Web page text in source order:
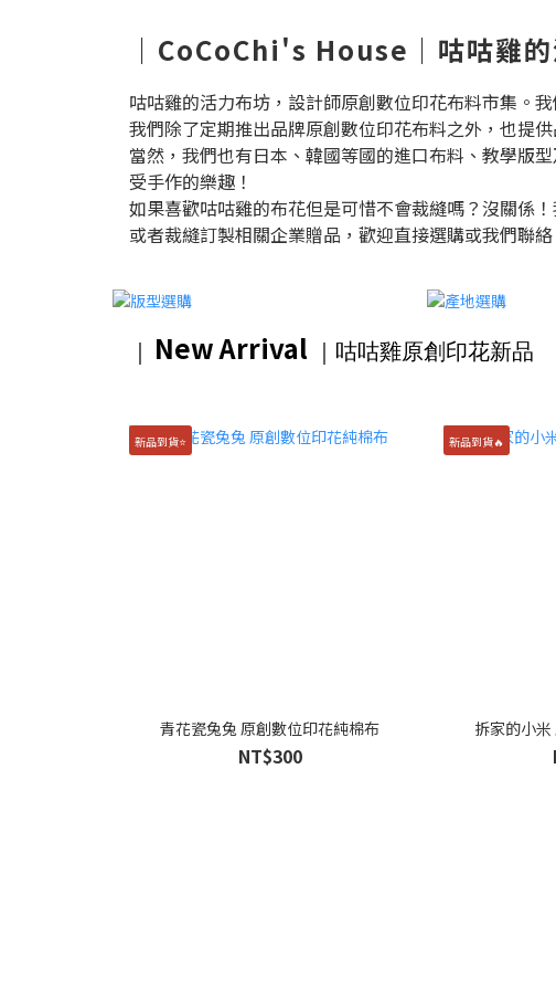
｜CoCoChi's House｜咕咕雞
咕咕雞的活力布坊，設計師原創數位印花布料市集。
我們除了定期推出品牌原創數位印花布料之外，也提
當然，我們也有日本、韓國等國的進口布料、教學版
受手作的樂趣！
如果喜歡咕咕雞的布花但是可惜不會裁縫嗎？沒關係
或者裁縫訂製相關企業贈品，歡迎直接選購或我們聯絡
｜ New Arrival ｜咕咕雞原創印花新品
新品到貨⭐️
青花瓷兔兔 原創數位印花純棉布
NT$300
新品到貨🔥
拆家的小